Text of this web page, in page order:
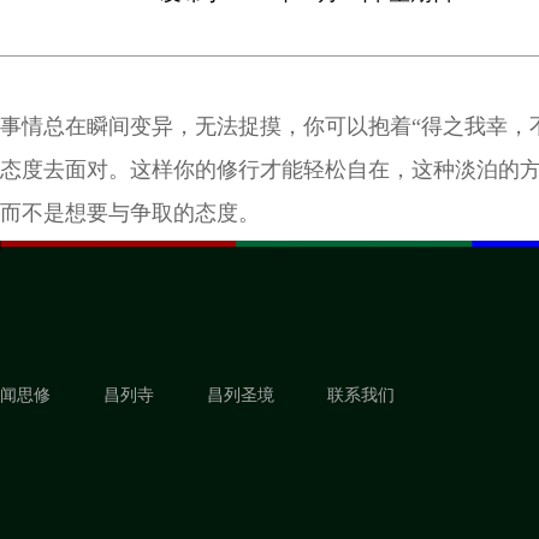
事情总在瞬间变异，无法捉摸，你可以抱着“得之我幸，
态度去面对。这样你的修行才能轻松自在，这种淡泊的
而不是想要与争取的态度。
闻思修 昌列寺 昌列圣境 联系我们